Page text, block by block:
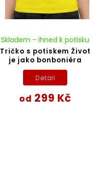
Tričko s potiskem Život
je jako bonboniéra
Skladem - ihned k potisku
od 299 Kč
Detail